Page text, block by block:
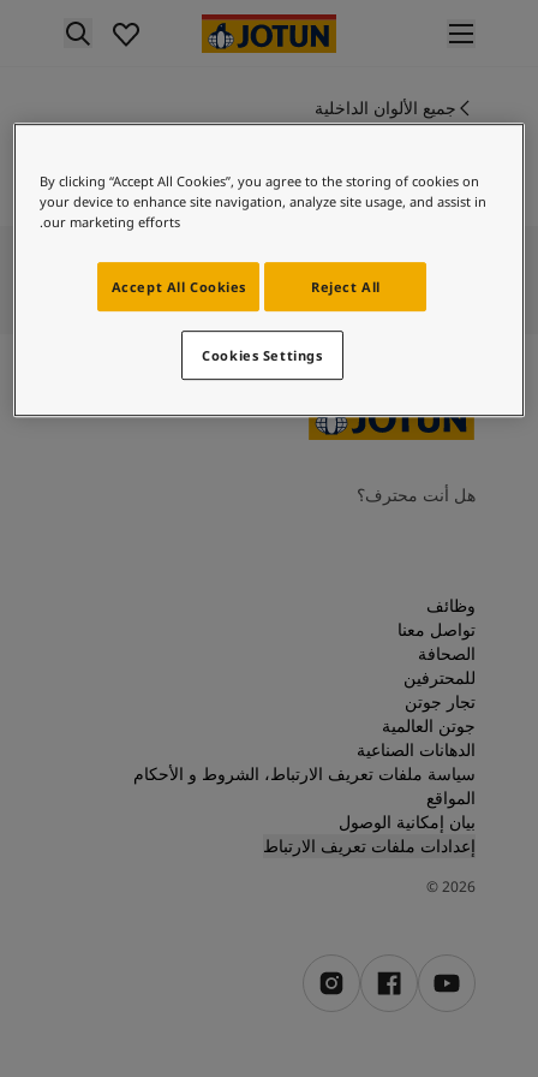
nav label
منتجات الدهان الداخلي
جميع المنتجات الخارجية
جميع ألوان الديكور الداخلي
ألوان الدهانات الخارجية
عينات ألوان جوتن
إلهام ألوان الدهان الداخلي
إلهام ألوان الدهان الخارجي
Book a painter
Contact Us
البحث عن موزع جوتن
مستندات المنتجات
أحجز خدمات الدهان
مساحات تنبض بالحياة - أحدث مجموعة ألوان جوتن
شركة كبرى
الدهانات الصناعية
جميع الألوان الداخلية
9938
هل أنت محترف؟
وظائف
تواصل معنا
الصحافة
للمحترفين
تجار جوتن
جوتن العالمية
الدهانات الصناعية
سياسة ملفات تعريف الارتباط، الشروط و الأحكام
المواقع
بيان إمكانية الوصول
إعدادات ملفات تعريف الارتباط
2026
©
By clicking “Accept All Cookies”, you agree to the storing of cookies on
your device to enhance site navigation, analyze site usage, and assist in
our marketing efforts.
Reject All
Accept All Cookies
Cookies Settings